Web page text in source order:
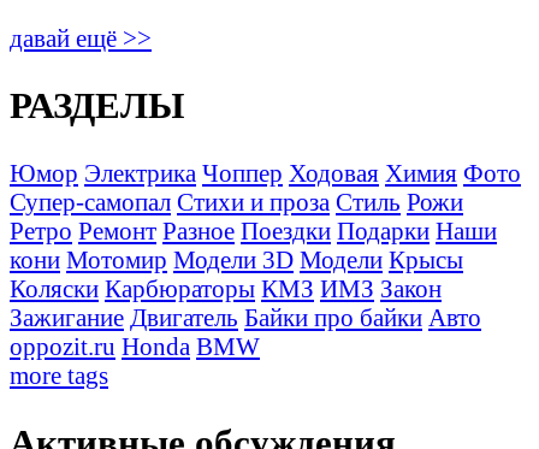
давай ещё >>
РАЗДЕЛЫ
Юмор Электрика Чоппер Ходовая Химия Фото
Супер-самопал Стихи и проза Стиль Рожи
Ретро Ремонт Разное Поездки Подарки Наши
кони Мотомир Модели 3D Модели Крысы
Коляски Карбюраторы КМЗ ИМЗ Закон
Зажигание Двигатель Байки про байки Авто
oppozit.ru Honda BMW
more tags